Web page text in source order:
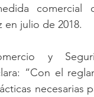
comercial
julio de 2018.
y
“Con el
necesarias